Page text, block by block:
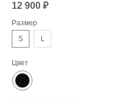
12 900 ₽
Размер
S
L
Цвет